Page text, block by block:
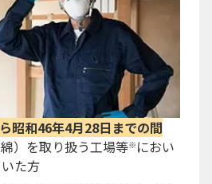
昭和46年4月28日までの間
）を取り扱う工場等※ におい
た方